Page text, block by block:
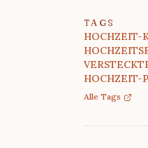
TAGS
HOCHZEIT-
HOCHZEIT-
Alle Tags